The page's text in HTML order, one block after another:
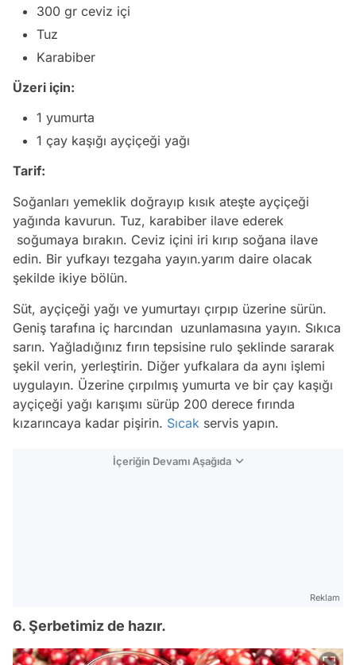
300 gr ceviz içi
Tuz
Karabiber
Üzeri için:
1 yumurta
1 çay kaşığı ayçiçeği yağı
Tarif:
Soğanları yemeklik doğrayıp kısık ateşte ayçiçeği
yağında kavurun. Tuz, karabiber ilave ederek
soğumaya bırakın. Ceviz içini iri kırıp soğana ilave
edin. Bir yufkayı tezgaha yayın.yarım daire olacak
şekilde ikiye bölün.
Süt, ayçiçeği yağı ve yumurtayı çırpıp üzerine sürün.
Geniş tarafına iç harcından uzunlamasına yayın. Sıkıca
sarın. Yağladığınız fırın tepsisine rulo şeklinde sararak
şekil verin, yerleştirin. Diğer yufkalara da aynı işlemi
uygulayın. Üzerine çırpılmış yumurta ve bir çay kaşığı
ayçiçeği yağı karışımı sürüp 200 derece fırında
kızarıncaya kadar pişirin. Sıcak servis yapın.
İçeriğin Devamı Aşağıda
Reklam
6. Şerbetimiz de hazır.